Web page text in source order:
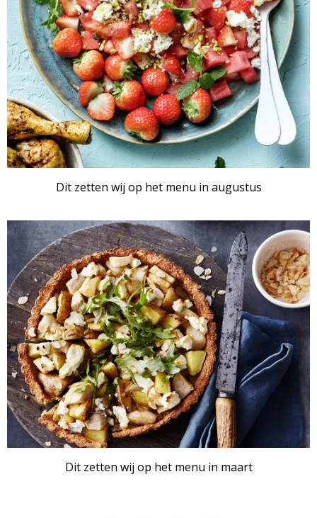
Dit zetten wij op het menu in augustus
ARTIKEL
Dit zetten wij op het menu in maart